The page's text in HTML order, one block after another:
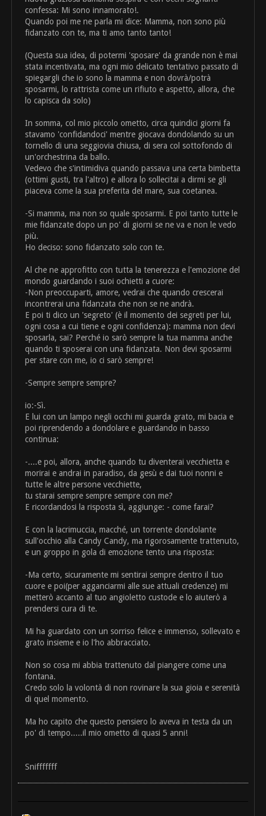
confessa: Mi sono innamorato!.
Quando poi me ne parla mi dice: Mamma, non sono più
fidanzato con te, ma ti amo tanto tanto!
(Questa sua idea, di potermi 'sposare' da grande non è mai
stata incentivata, ma ogni mio delicato tentativo passato di
spiegargli che io sono la mamma e non dovrà/potrà
sposarmi, lo rattrista come un rifiuto e aspetto, allora, che
lo capisca da solo)
In somma, col mio piccolo ometto, circa quindici giorni fa
stavamo 'confidandoci' mentre giocava dondolando su un
tornello di una seggiovia chiusa, di sera col sottofondo di
un'orchestrina da ballo.
Vedevo che s'intimidiva quando passava una certa bimbetta
(ottimi gusti, tra l'altro) e allora lo sollecitai a dirmi se gli
piaceva come la sua preferita del mare, sua coetanea.
-Si mamma, ma non so quale sposarmi. E poi tanto tutte le
mie fidanzate dopo un po' di giorni se ne va e non le vedo
più.
Ho deciso: sono fidanzato solo con te.
Al che ne approfitto con tutta la tenerezza e l'emozione del
mondo guardando i suoi ochietti a cuore:
-Non preoccuparti, amore, vedrai che quando crescerai
incontrerai una fidanzata che non se ne andrà.
E poi ti dico un 'segreto' (è il momento dei segreti per lui,
ogni cosa a cui tiene e ogni confidenza): mamma non devi
sposarla, sai? Perché io sarò sempre la tua mamma anche
quando ti sposerai con una fidanzata. Non devi sposarmi
per stare con me, io ci sarò sempre!
-Sempre sempre sempre?
io:-Sì.
E lui con un lampo negli occhi mi guarda grato, mi bacia e
poi riprendendo a dondolare e guardando in basso
continua:
-....e poi, allora, anche quando tu diventerai vecchietta e
morirai e andrai in paradiso, da gesù e dai tuoi nonni e
tutte le altre persone vecchiette,
tu starai sempre sempre sempre con me?
E ricordandosi la risposta sì, aggiunge: - come farai?
E con la lacrimuccia, macché, un torrente dondolante
sull'occhio alla Candy Candy, ma rigorosamente trattenuto,
e un groppo in gola di emozione tento una risposta:
-Ma certo, sicuramente mi sentirai sempre dentro il tuo
cuore e poi(per agganciarmi alle sue attuali credenze) mi
metterò accanto al tuo angioletto custode e lo aiuterò a
prendersi cura di te.
Mi ha guardato con un sorriso felice e immenso, sollevato e
grato insieme e io l'ho abbracciato.
Non so cosa mi abbia trattenuto dal piangere come una
fontana.
Credo solo la volontà di non rovinare la sua gioia e serenità
di quel momento.
Ma ho capito che questo pensiero lo aveva in testa da un
po' di tempo.....il mio ometto di quasi 5 anni!
Snifffffff